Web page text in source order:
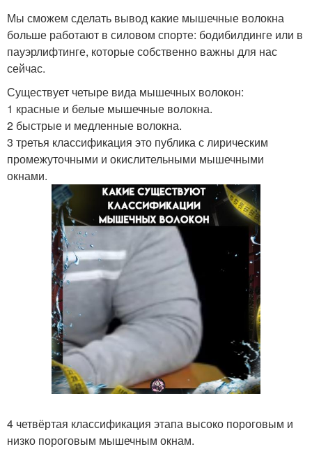
Мы сможем сделать вывод какие мышечные волокна
больше работают в силовом спорте: бодибилдинге или в
пауэрлифтинге, которые собственно важны для нас
сейчас.
Существует четыре вида мышечных волокон:
1 красные и белые мышечные волокна.
2 быстрые и медленные волокна.
3 третья классификация это публика с лирическим
промежуточными и окислительными мышечными
окнами.
4 четвёртая классификация этапа высоко пороговым и
низко пороговым мышечным окнам.